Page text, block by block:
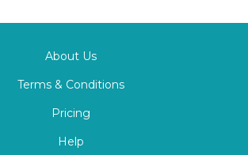
About Us
Terms & Conditions
Pricing
Help